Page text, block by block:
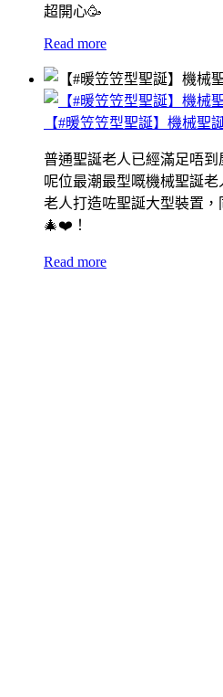
超開心🥳
Read more
【#暖笠笠型聖誕】機械聖
普通聖誕老人已經滿足唔
呢位最潮最型嘅機械聖誕
老人打造咗聖誕大型裝置
🎄❤️！
Read more